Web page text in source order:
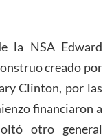
la NSA Edward
creado por
Clinton, por las
financiaron a
otro general